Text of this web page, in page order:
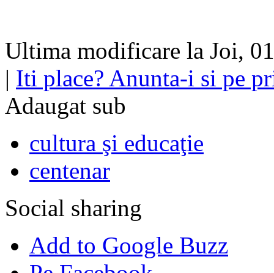
Ultima modificare la Joi,
| Iti place? Anunta-i si pe
Adaugat sub
cultura şi educaţie
centenar
Social sharing
Add to Google Buzz